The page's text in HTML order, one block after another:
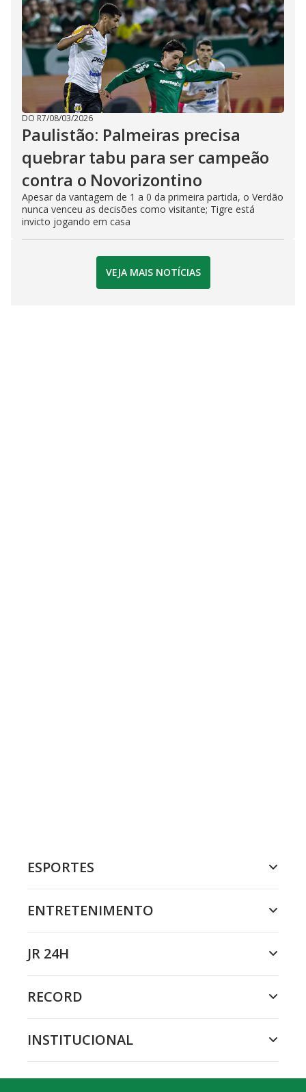
DO R7/08/03/2026
Paulistão: Palmeiras precisa
quebrar tabu para ser campeão
contra o Novorizontino
Apesar da vantagem de 1 a 0 da primeira partida, o Verdão
nunca venceu as decisões como visitante; Tigre está
invicto jogando em casa
VEJA MAIS NOTÍCIAS
ESPORTES
ENTRETENIMENTO
JR 24H
RECORD
INSTITUCIONAL